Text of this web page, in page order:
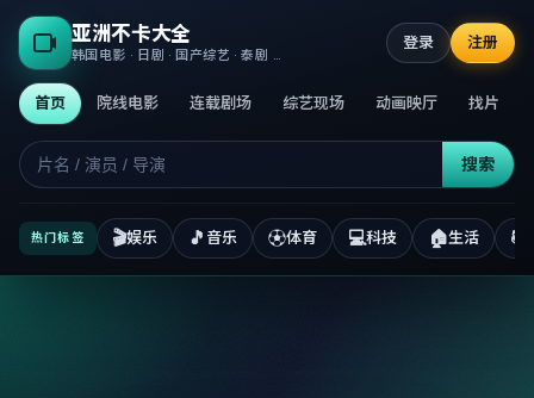
亚洲不卡大全
首页 院线电影 连载剧场 综艺现场 动画映厅 找片
搜索
登录 注册
热门标签 🎬娱乐 🎵 音乐 ⚽体育 💻科技 🏠生活 📚